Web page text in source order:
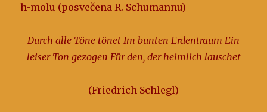
h-molu (posvečena R. Schumannu)
Durch alle Töne tönet Im bunten Erdentraum Ein
leiser Ton gezogen Für den, der heimlich lauschet
(Friedrich Schlegl)